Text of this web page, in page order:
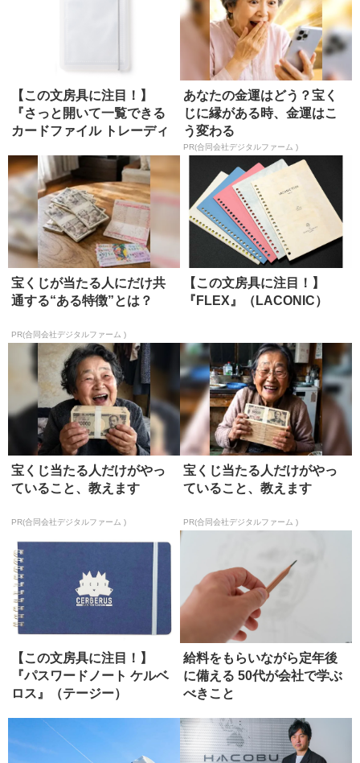
【この文房具に注目！】
『さっと開いて一覧できる
カードファイル トレーディ
あなたの金運はどう？宝く
じに縁がある時、金運はこ
う変わる
PR(合同会社デジタルファーム )
宝くじが当たる人にだけ共
通する“ある特徴”とは？
PR(合同会社デジタルファーム )
【この文房具に注目！】
『FLEX』（LACONIC）
宝くじ当たる人だけがやっ
ていること、教えます
PR(合同会社デジタルファーム )
宝くじ当たる人だけがやっ
ていること、教えます
PR(合同会社デジタルファーム )
【この文房具に注目！】
『パスワードノート ケルベ
ロス』（テージー）
給料をもらいながら定年後
に備える 50代が会社で学ぶ
べきこと